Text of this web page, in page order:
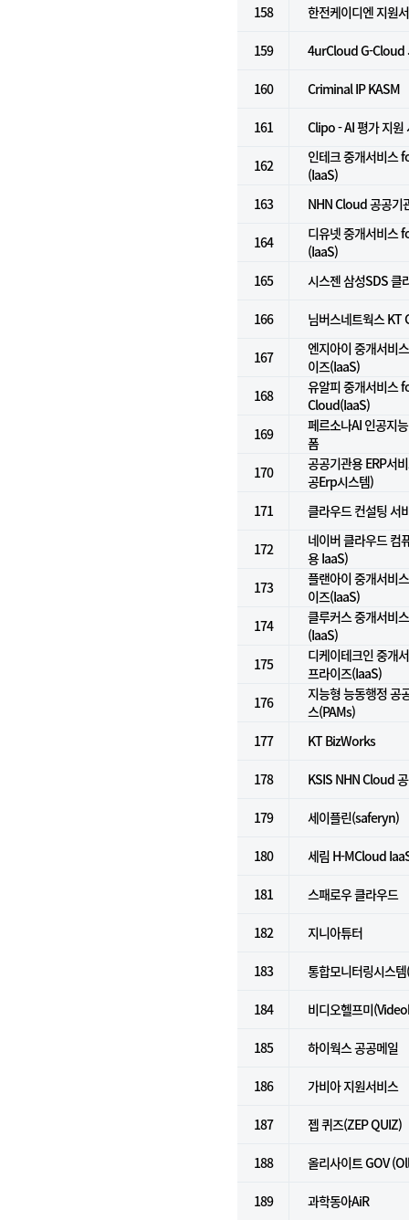
158 한전케이디엔 지원
159 4urCloud G-Cloud
160 Criminal IP KASM
161 Clipo - AI 평가 지원
162
인테크 중개서비스
(IaaS)
163
NHN Cloud 공공기
164
디유넷 중개서비스
(IaaS)
165
시스젠 삼성SDS 클
166 님버스네트웍스 KT
167
엔지아이 중개서비
이즈(IaaS)
168
유알피 중개서비스
Cloud(IaaS)
169
페르소나AI 인공지
폼
170
공공기관용 ERP서
공Erp시스템)
171
클라우드 컨설팅 서
172
네이버 클라우드 컴
용 IaaS)
173
플랜아이 중개서비
이즈(IaaS)
174
클루커스 중개서비
(IaaS)
175
디케이테크인 중개
프라이즈(IaaS)
176
지능형 능동행정 공
스(PAMs)
177
KT BizWorks
178 KSIS NHN Cloud
179 세이플린(saferyn)
180 세림 H-MCloud
181 스패로우 클라우드
182 지니아튜터
183 통합모니터링시스
184 비디오헬프미
185 하이웍스 공공메일
186 가비아 지원서비스
187 젭 퀴즈(ZEP QUIZ)
188 올리사이트 GOV
189 과학동아AiR